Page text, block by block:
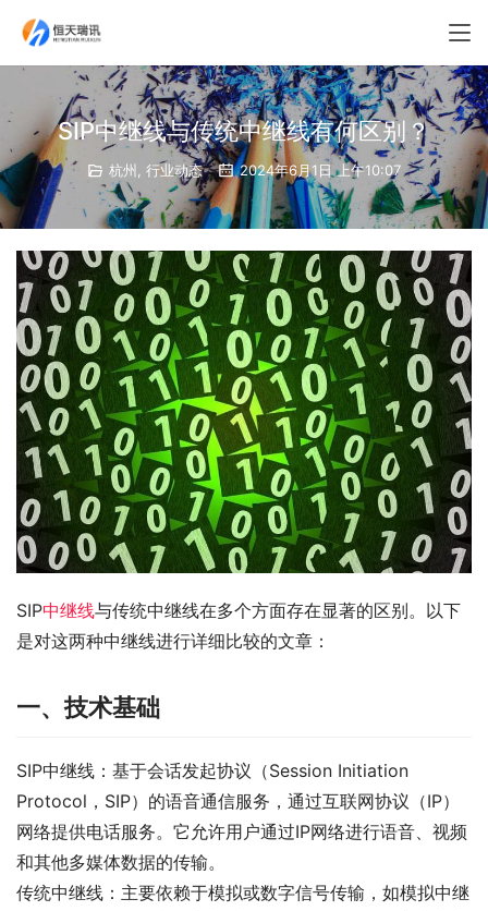
SIP中继线与传统中继线有何区别？
杭州 行业动态 2024年6月1日 上午10:07
SIP中继线与传统中继线在多个方面存在显著的区别。以下
是对这两种中继线进行详细比较的文章：
一、技术基础
SIP中继线：基于会话发起协议（Session Initiation
Protocol，SIP）的语音通信服务，通过互联网协议（IP）
网络提供电话服务。它允许用户通过IP网络进行语音、视频
和其他多媒体数据的传输。
传统中继线：主要依赖于模拟或数字信号传输，如模拟中继